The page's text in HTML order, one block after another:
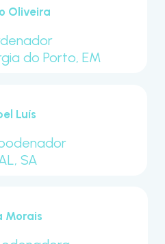
Oliveira
do Porto, EM
Luís
SA
Morais